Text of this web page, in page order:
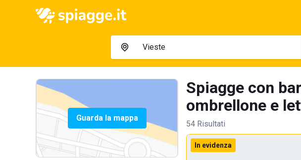
Guarda la mappa
Spiagge con
ombrellone e
54 Risultati
In evidenza